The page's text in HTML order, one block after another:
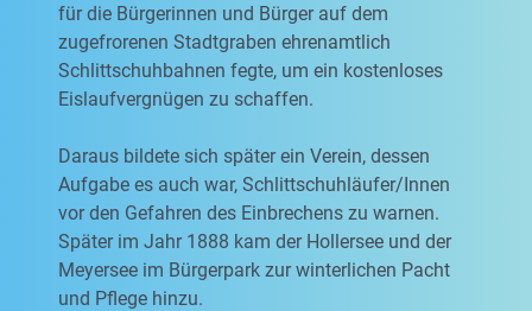
für die Bürgerinnen und Bürger auf dem
zugefrorenen Stadtgraben ehrenamtlich
Schlittschuhbahnen fegte, um ein kostenloses
Eislaufvergnügen zu schaffen.
Daraus bildete sich später ein Verein, dessen
Aufgabe es auch war, Schlittschuhläufer/Innen
vor den Gefahren des Einbrechens zu warnen.
Später im Jahr 1888 kam der Hollersee und der
Meyersee im Bürgerpark zur winterlichen Pacht
und Pflege hinzu.